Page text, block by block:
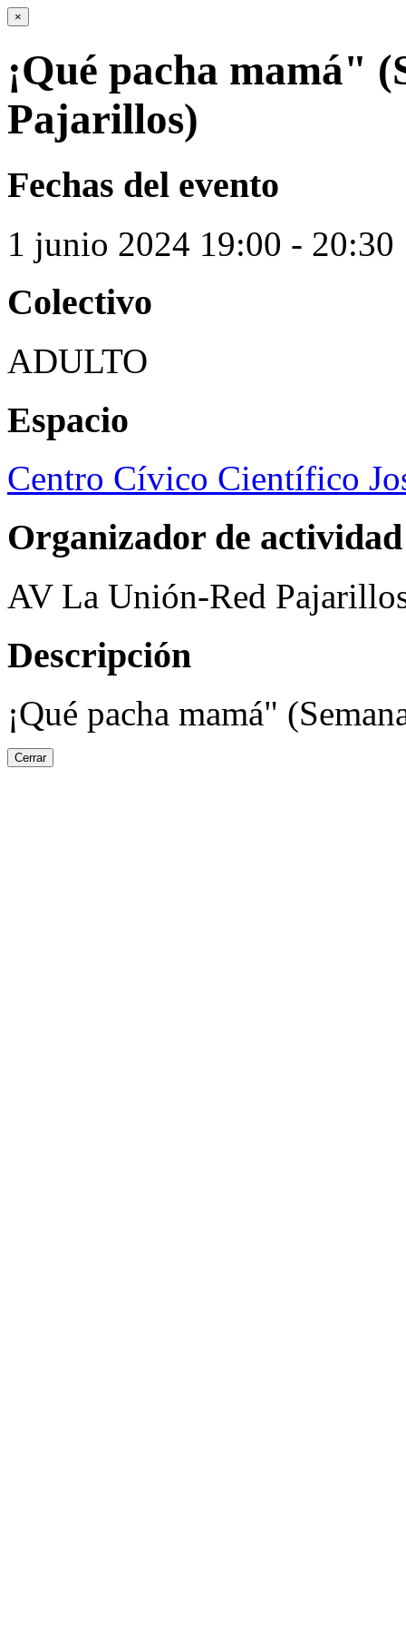
×
¡Qué pacha mamá"
Pajarillos)
Fechas del evento
1 junio 2024 19:00 - 20:30
Colectivo
ADULTO
Espacio
Centro Cívico Científico
Organizador de actividad
AV La Unión-Red
Descripción
¡Qué pacha mamá"
Cerrar